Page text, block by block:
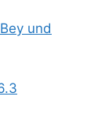
und